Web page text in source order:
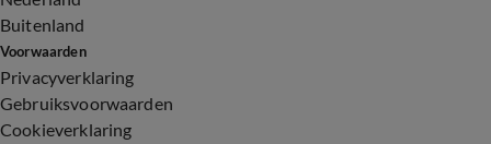
Buitenland
Voorwaarden
Privacyverklaring
Gebruiksvoorwaarden
Cookieverklaring